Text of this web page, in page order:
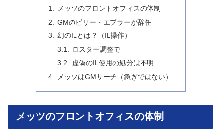
メッツのフロントオフィスの体制
GMのビリー・エプラーが辞任
幻のILとは？（IL操作）
ロスター調整で
虚偽のIL使用の処分は不明
メッツはGMサーチ（急ぎではない）
メッツのフロントオフィスの体制